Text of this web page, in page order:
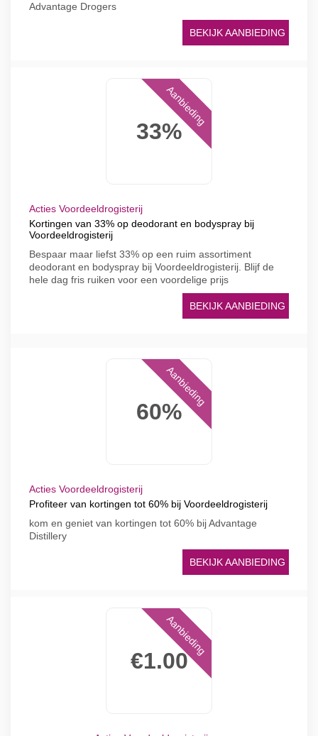
Advantage Drogers
BEKIJK AANBIEDING
33%
Aanbieding
Acties Voordeeldrogisterij
Kortingen van 33% op deodorant en bodyspray bij
Voordeeldrogisterij
Bespaar maar liefst 33% op een ruim assortiment
deodorant en bodyspray bij Voordeeldrogisterij. Blijf de
hele dag fris ruiken voor een voordelige prijs
BEKIJK AANBIEDING
60%
Aanbieding
Acties Voordeeldrogisterij
Profiteer van kortingen tot 60% bij Voordeeldrogisterij
kom en geniet van kortingen tot 60% bij Advantage
Distillery
BEKIJK AANBIEDING
€1.00
Aanbieding